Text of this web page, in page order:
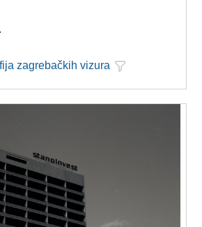
zagrebačkih vizura